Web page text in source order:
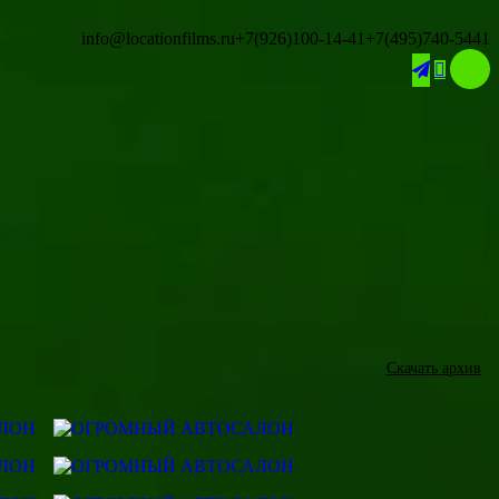
info@locationfilms.ru+7(926)100-14-41 +7(495)740-5441

Скачать архив